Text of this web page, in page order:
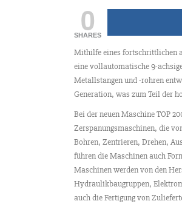
0
SHARES
Mithilfe eines fortschrittlichen
eine vollautomatische 9-
Metallstangen und -rohren
Generation, was zum Teil der
Bei der neuen Maschine TOP
Zerspanungsmaschinen, die
Bohren, Zentrieren, Drehen,
führen die Maschinen auch
Maschinen werden von den
Hydraulikbaugruppen,
auch die Fertigung von